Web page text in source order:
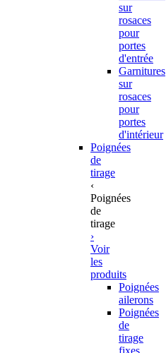
sur
rosaces
pour
portes
d'entrée
Garnitures
sur
rosaces
pour
portes
d'intérieur
Poignées
de
tirage
‹
Poignées
de
tirage
›
Voir
les
produits
Poignées
ailerons
Poignées
de
tirage
fixes